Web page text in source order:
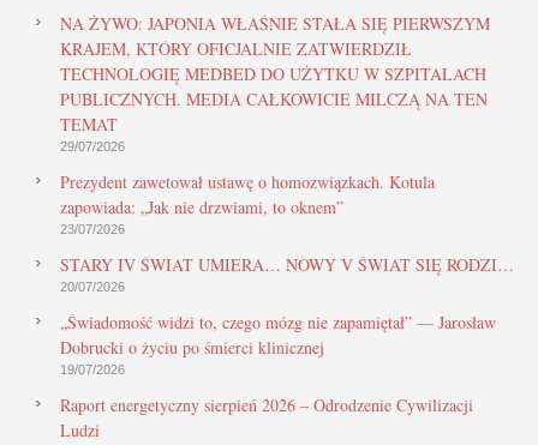
NA ŻYWO: JAPONIA WŁAŚNIE STAŁA SIĘ PIERWSZYM
KRAJEM, KTÓRY OFICJALNIE ZATWIERDZIŁ
TECHNOLOGIĘ MEDBED DO UŻYTKU W SZPITALACH
PUBLICZNYCH. MEDIA CAŁKOWICIE MILCZĄ NA TEN
TEMAT
29/07/2026
Prezydent zawetował ustawę o homozwiązkach. Kotula
zapowiada: „Jak nie drzwiami, to oknem”
23/07/2026
STARY IV ŚWIAT UMIERA… NOWY V ŚWIAT SIĘ RODZI…
20/07/2026
„Świadomość widzi to, czego mózg nie zapamiętał” — Jarosław
Dobrucki o życiu po śmierci klinicznej
19/07/2026
Raport energetyczny sierpień 2026 – Odrodzenie Cywilizacji
Ludzi